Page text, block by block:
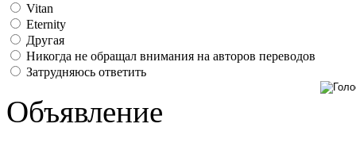
Vitan
Eternity
Другая
Никогда не обращал внимания на авторов переводов
Затрудняюсь ответить
Объявление